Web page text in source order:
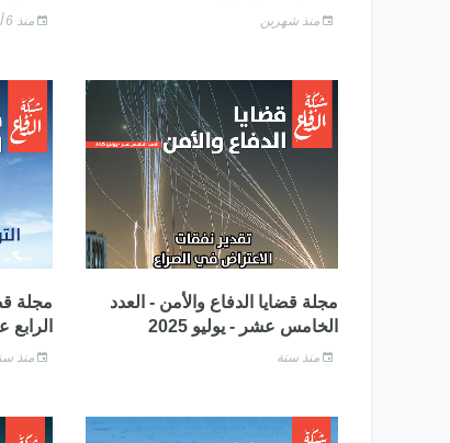
منذ شهرين منذ 6 أشهر
مجلة قضايا الدفاع والأمن - العدد
الخامس عشر - يوليو 2025
منذ سنة
مجلة
الرابع
منذ